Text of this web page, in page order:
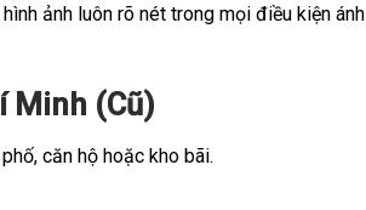
ảnh luôn rõ nét trong mọi điều kiện ánh
Minh (Cũ)
căn hộ hoặc kho bãi.